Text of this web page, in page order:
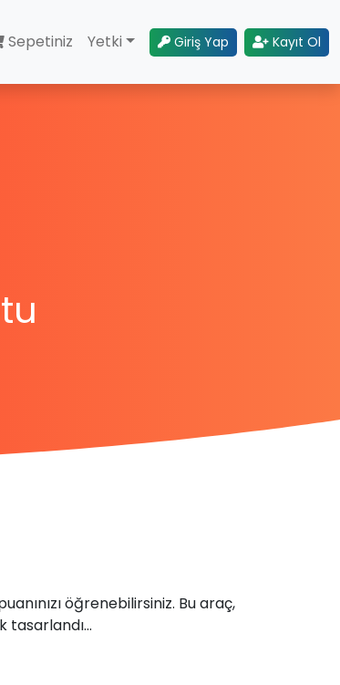
Sepetiniz Yetki Giriş Yap Kayıt Ol
öğrenebilirsiniz. Bu araç,
tasarlandı...